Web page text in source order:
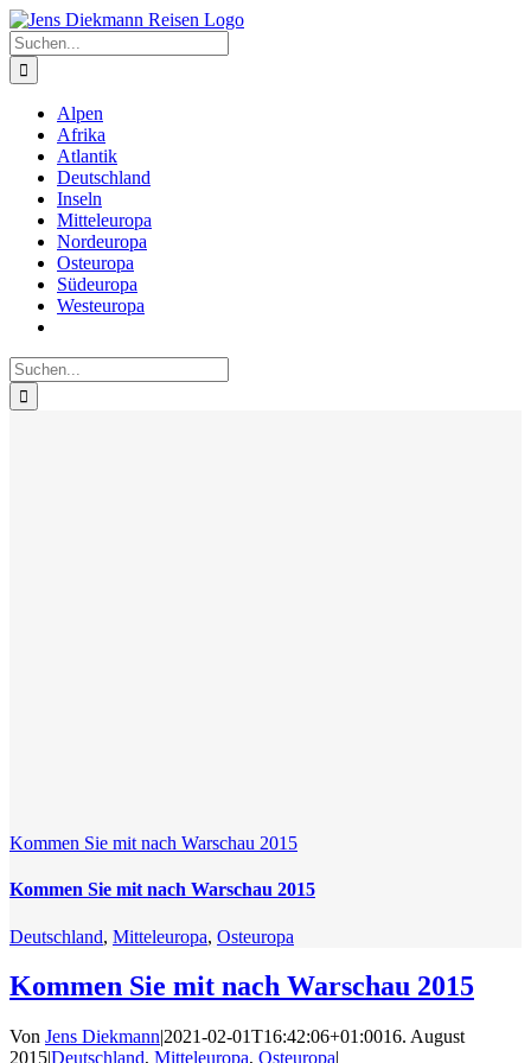
Zum
Inhalt
springen
Suche
nach:
Alpen
Afrika
Atlantik
Deutschland
Inseln
Mitteleuropa
Nordeuropa
Osteuropa
Südeuropa
Westeuropa
Suche
nach:
Kommen Sie mit nach Warschau 2015
Kommen Sie mit nach Warschau 2015
Deutschland, Mitteleuropa, Osteuropa
Kommen Sie mit nach Warschau 2015
Von Jens Diekmann|2021-02-01T16:42:06+01:0016. August
2015|Deutschland, Mitteleuropa, Osteuropa|